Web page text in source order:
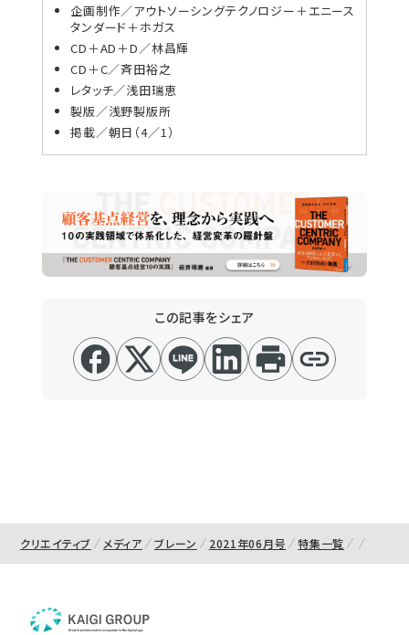
企画制作／アウトソーシングテクノロジー＋エニース
タンダード＋ホガス
CD＋AD＋D／林昌輝
CD＋C／斉田裕之
レタッチ／浅田瑞恵
製版／浅野製版所
掲載／朝日（4／1）
この記事をシェア
クリエイティブ メディア ブレーン 2021年06月号 特集一覧